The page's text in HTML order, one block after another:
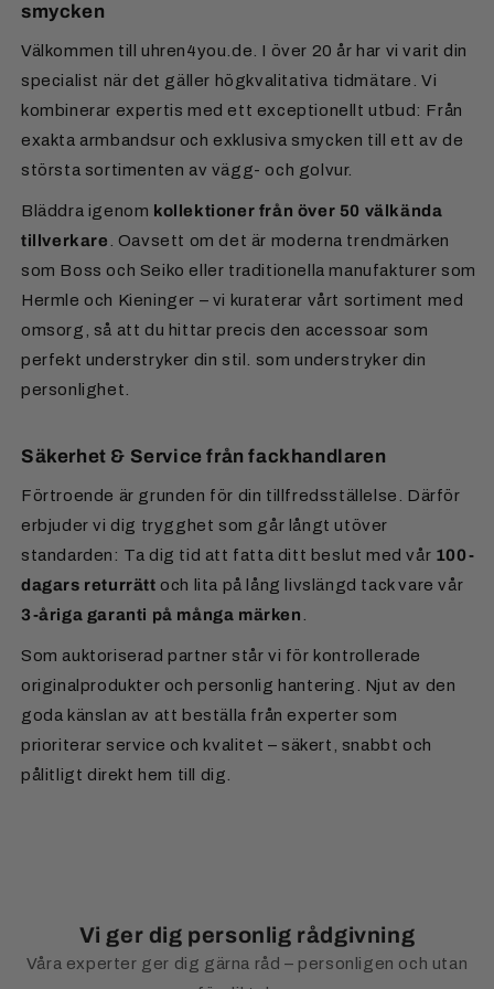
postmeddelande från Mollie med bankuppgifter. Så
Förskottsbetalning via internetbank
internetbank. All viktig information (IBAN, BIC,
meddelande) får du via e-post efter beställningen.
Presentkort
Våra presentkort kan köpas i olika valörer. De har
obegränsad giltighetstid.
Österrike:
Zon 1 (9,50 €): Belgien, Danmark, Frankrike,
Luxemburg, Monaco, Nederländerna, Österrike,
Polen, Tjeckien
: Bulgarien, Estland, Finland,
Grekland, Irland, Kroatien, Lettland, Litauen,
Malta, Portugal, Rumänien, Cypern
För säker frakt av golvur med fraktbolag till övriga
Europa tar vi ut en avgift på 250 €.
Vill du ha leverans till ett landutanför Europa?Du
hittar all information på vår sida för
Kontaktperson:Frau Schmidt
Tillgänglighet:Mån–Fre från 9:00 till 13:00
E-post:
retouren@uhren4you.de
smycken
Välkommen till uhren4you.de. I över 20 år har vi varit din
specialist när det gäller högkvalitativa tidmätare. Vi
kombinerar expertis med ett exceptionellt utbud: Från
exakta armbandsur och exklusiva smycken till ett av de
största sortimenten av vägg- och golvur.
Bläddra igenom kollektioner från över 50 välkända
tillverkare
. Oavsett om det är moderna trendmärken
som Boss och Seiko eller traditionella manufakturer som
Hermle och Kieninger – vi kuraterar vårt sortiment med
omsorg, så att du hittar precis den accessoar som
perfekt understryker din stil. som understryker din
personlighet.
Säkerhet & Service från fackhandlaren
Förtroende är grunden för din tillfredsställelse. Därför
erbjuder vi dig trygghet som går långt utöver
standarden: Ta dig tid att fatta ditt beslut med vår 100-
dagars returrätt och lita på lång livslängd tack vare vår
3-åriga garanti på många märken
Som auktoriserad partner står vi för kontrollerade
originalprodukter och personlig hantering. Njut av den
goda känslan av att beställa från experter som
prioriterar service och kvalitet – säkert, snabbt och
pålitligt direkt hem till dig.
Vi ger dig personlig rådgivning
Våra experter ger dig gärna råd – personligen och utan